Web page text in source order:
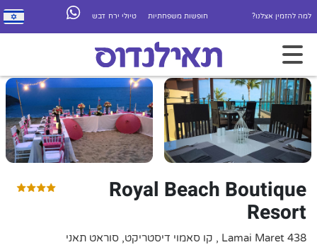
למה להזמין אצלנו? חופשות משפחתיות טיולי ירח דבש
Royal Beach Boutique
Resort
438 Lamai Maret , קו סאמוי דיסטריקט, סוראט תאני